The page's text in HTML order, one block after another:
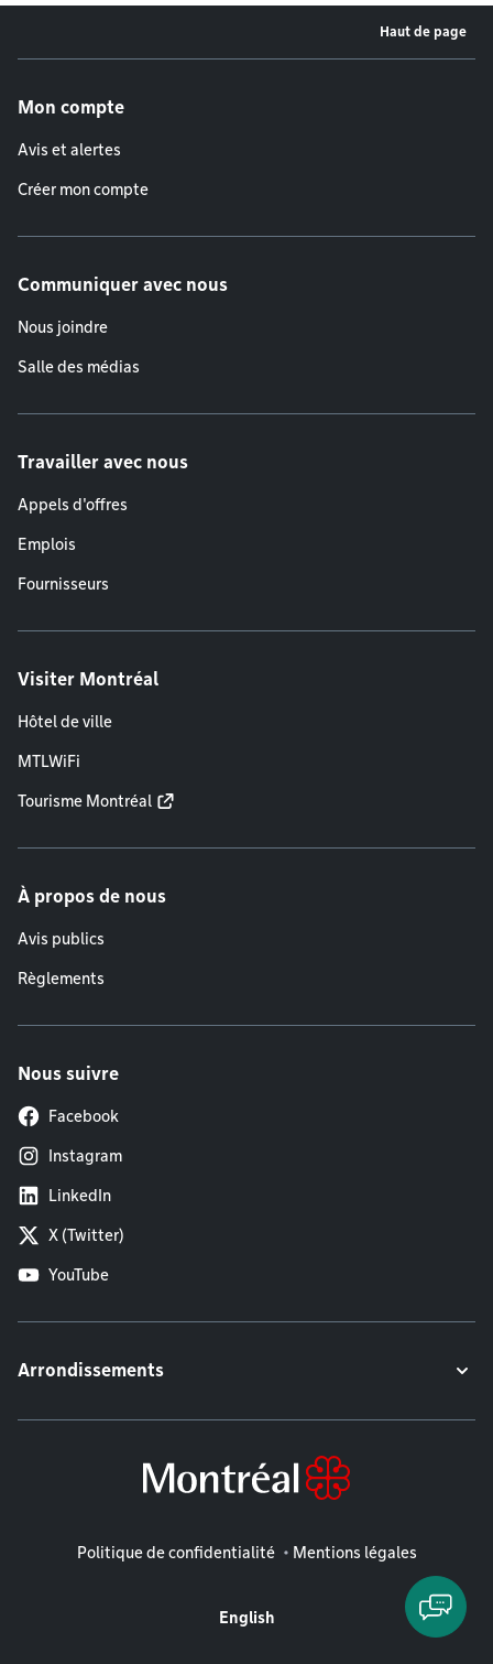
Haut de page
Mon compte
Avis et alertes
Créer mon compte
Communiquer avec nous
Nous joindre
Salle des médias
Travailler avec nous
Appels d'offres
Emplois
Fournisseurs
Visiter Montréal
Hôtel de ville
MTLWiFi
Tourisme Montréal
À propos de nous
Avis publics
Règlements
Nous suivre
Facebook
Instagram
LinkedIn
X (Twitter)
YouTube
Arrondissements
Mentions légales
Politique de confidentialité Mentions légales
English